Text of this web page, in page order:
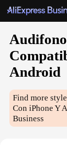
Android
Find more
Con iPhone Y
Business